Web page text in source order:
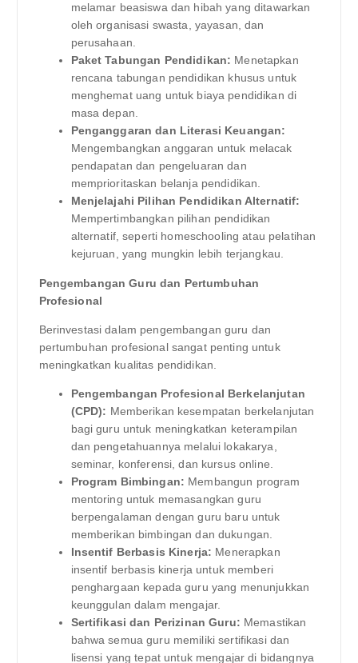
melamar beasiswa dan hibah yang ditawarkan
oleh organisasi swasta, yayasan, dan
perusahaan.
Paket Tabungan Pendidikan: Menetapkan
rencana tabungan pendidikan khusus untuk
menghemat uang untuk biaya pendidikan di
masa depan.
Penganggaran dan Literasi Keuangan:
Mengembangkan anggaran untuk melacak
pendapatan dan pengeluaran dan
memprioritaskan belanja pendidikan.
Menjelajahi Pilihan Pendidikan Alternatif:
Mempertimbangkan pilihan pendidikan
alternatif, seperti homeschooling atau pelatihan
kejuruan, yang mungkin lebih terjangkau.
Pengembangan Guru dan Pertumbuhan
Profesional
Berinvestasi dalam pengembangan guru dan
pertumbuhan profesional sangat penting untuk
meningkatkan kualitas pendidikan.
Pengembangan Profesional Berkelanjutan
(CPD): Memberikan kesempatan berkelanjutan
bagi guru untuk meningkatkan keterampilan
dan pengetahuannya melalui lokakarya,
seminar, konferensi, dan kursus online.
Program Bimbingan: Membangun program
mentoring untuk memasangkan guru
berpengalaman dengan guru baru untuk
memberikan bimbingan dan dukungan.
Insentif Berbasis Kinerja: Menerapkan
insentif berbasis kinerja untuk memberi
penghargaan kepada guru yang menunjukkan
keunggulan dalam mengajar.
Sertifikasi dan Perizinan Guru: Memastikan
bahwa semua guru memiliki sertifikasi dan
lisensi yang tepat untuk mengajar di bidangnya